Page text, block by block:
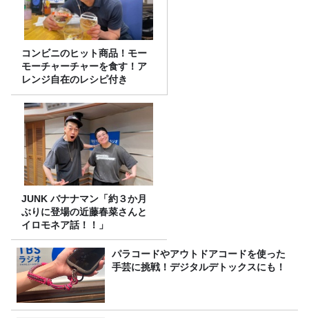
コンビニのヒット商品！モー
モーチャーチャーを食す！ア
レンジ自在のレシピ付き
JUNK バナナマン「約３か月
ぶりに登場の近藤春菜さんと
イロモネア話！！」
パラコードやアウトドアコードを使った
手芸に挑戦！デジタルデトックスにも！